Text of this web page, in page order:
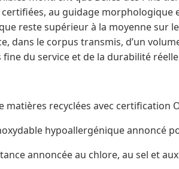
au guidage morphologique
reste supérieur à la moyenne sur
dans le corpus transmis, d’un
du service et de la durabilité
recyclées avec certification
hypoallergénique annoncé
annoncée au chlore, au sel et